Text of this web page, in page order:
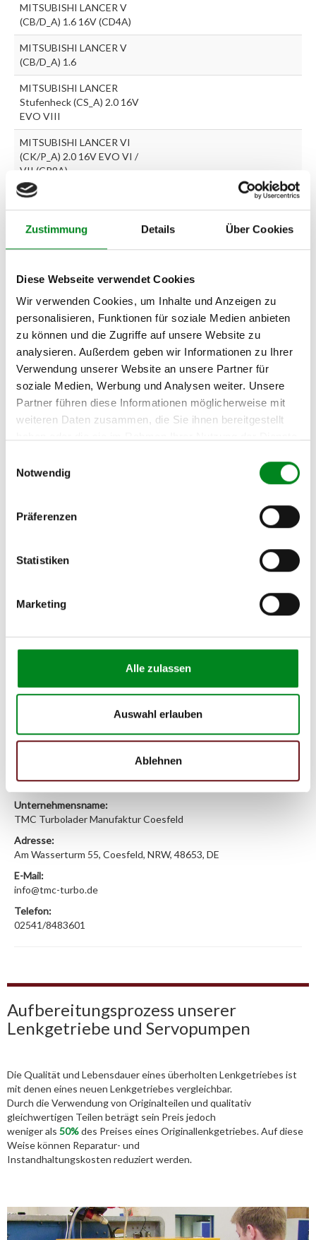
Zustimmung Details Über Cookies
Diese Webseite verwendet Cookies
Wir verwenden Cookies, um Inhalte und Anzeigen zu
personalisieren, Funktionen für soziale Medien anbieten
zu können und die Zugriffe auf unsere Website zu
analysieren. Außerdem geben wir Informationen zu Ihrer
Verwendung unserer Website an unsere Partner für
soziale Medien, Werbung und Analysen weiter. Unsere
Partner führen diese Informationen möglicherweise mit
weiteren Daten zusammen, die Sie ihnen bereitgestellt
Notwendig
Präferenzen
Statistiken
Marketing
Alle zulassen
Auswahl erlauben
Ablehnen
MITSUBISHI LANCER V
(CB/D_A) 1.6 16V (CD4A)
MITSUBISHI LANCER V
(CB/D_A) 1.6
MITSUBISHI LANCER
Stufenheck (CS_A) 2.0 16V
EVO VIII
MITSUBISHI LANCER VI
(CK/P_A) 2.0 16V EVO VI /
VII (CP9A)
MITSUBISHI LANCER V
Kombi (CB_W, CD_W) 1.6
16V (CB4W)
MITSUBISHI LANCER V
(CB8W)
MITSUBISHI COLT V
(CJ_A) 1300
MITSUBISHI COLT IV
(CA_A) 1.3 GLi 12V (CA1A)
MITSUBISHI COLT V
(CJ_A) 1.6
MITSUBISHI COLT V
(CJ_A) 1500 (CJ2A) 1.5
MITSUBISHI LANCER VI
(CK/P_A) 1.5 16V (CK2A)
(CK/P_A) 1.6 16V (CK4A)
Zur exakten Fahrzeug-Identifizierung können Sie auch unseren
Wir benötigen folgende Fahrzeugdaten:
Schlüsselnummerzu 2
(2.1) und zu 3 (2.2) oder
Passendes Fahrzeug nicht dabei?
Fahrzeug-Suche für AT-Lenkgetriebe
Hersteller/EU Verantwortliche
Hersteller
Unternehmensname:
TMC Turbolader Manufaktur Coesfeld
Adresse:
Am Wasserturm 55, Coesfeld, NRW, 48653, DE
E-Mail:
info@tmc-turbo.de
Telefon:
02541/8483601
Aufbereitungsprozess unserer
Lenkgetriebe und Servopumpen
Die Qualität und Lebensdauer eines überholten Lenkgetriebes ist
mit denen eines neuen Lenkgetriebes vergleichbar.
Durch die Verwendung von Originalteilen und qualitativ
gleichwertigen Teilen beträgt sein Preis jedoch
weniger als 50%des Preises eines Originallenkgetriebes. Auf diese
Weise können Reparatur- und
Instandhaltungskosten reduziert werden.